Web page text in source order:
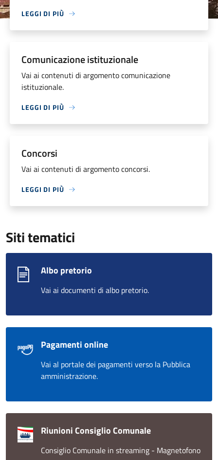
LEGGI DI PIÙ
Comunicazione istituzionale
Vai ai contenuti di argomento comunicazione
istituzionale.
LEGGI DI PIÙ
Concorsi
Vai ai contenuti di argomento concorsi.
LEGGI DI PIÙ
Siti tematici
Albo pretorio
Vai ai documenti di albo pretorio.
Pagamenti online
Vai al portale dei pagamenti verso la Pubblica
amministrazione.
Riunioni Consiglio Comunale
Consiglio Comunale in streaming - Magnetofono